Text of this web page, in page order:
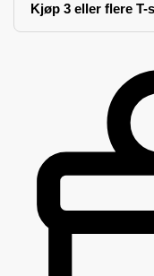
Kjøp 3 eller flere